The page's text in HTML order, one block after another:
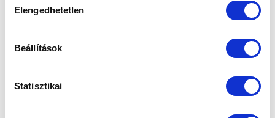
kiválasztása
Elengedhetetlen
Beállítások
Statisztikai